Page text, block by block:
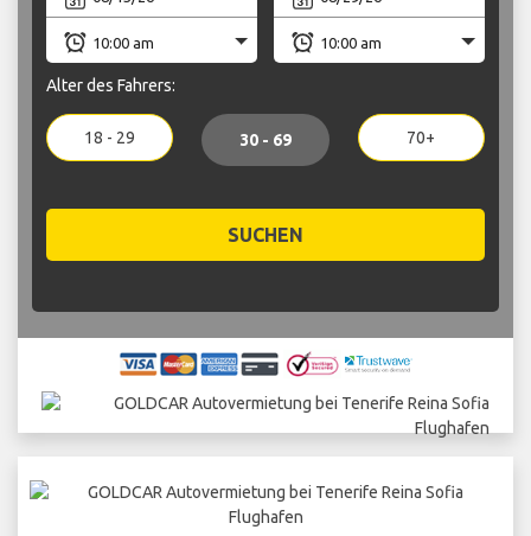
Alter des Fahrers:
18 - 29 30 - 69 70+
SUCHEN